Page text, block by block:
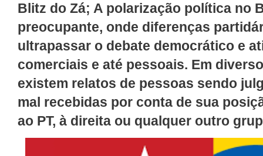
Blitz do Zá; A polarização política no
preocupante, onde diferenças
ultrapassar o debate democrático e
comerciais e até pessoais. Em
existem relatos de pessoas sendo
mal recebidas por conta de sua
ao PT, à direita ou qualquer outro